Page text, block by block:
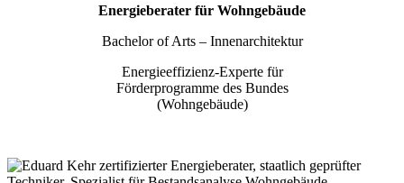
Energieberater für Wohngebäude
Bachelor of Arts – Innenarchitektur
Energieeffizienz-Experte für
Förderprogramme des Bundes
(Wohngebäude)